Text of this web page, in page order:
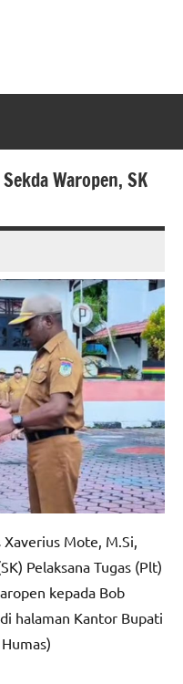
Waropen, SK
Mote, M.Si,
Pelaksana Tugas (Plt)
kepada Bob
halaman Kantor Bupati